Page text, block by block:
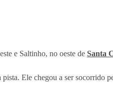
e Saltinho, no oeste de Santa
Ele chegou a ser socorrido